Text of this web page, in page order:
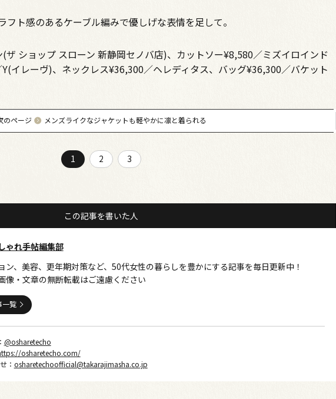
ト感のあるケーブル編みで優しげな表情を足して。
ザ ショップ スローン 新静岡セノバ店)、カットソー¥8,580／ミズイロインド
イレーヴ)、ネックレス¥36,300／ヘレディタス、バッグ¥36,300／バケット
のページ メンズライクなジャケットも軽やかに凛と着られる
1 2 3
この記事を書いた人
ゃれ手帖編集部
ン、美容、更年期対策など、50代女性の暮らしを豊かにする記事を毎日更新中！
像・文章の無断転載はご遠慮ください
一覧
@osharetecho
osharetecho.com/
： osharetechoofficial@takarajimasha.co.jp